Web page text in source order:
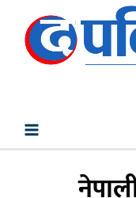
content